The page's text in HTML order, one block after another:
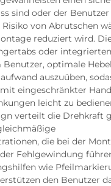
sind oder der
von Abrutschen
reduziert wird.
oder
optimale
auszuüben,
eingeschränkter
leicht zu
verteilt die Drehkraft
die bei der
Fehlgewindung
wie
den Benutzer